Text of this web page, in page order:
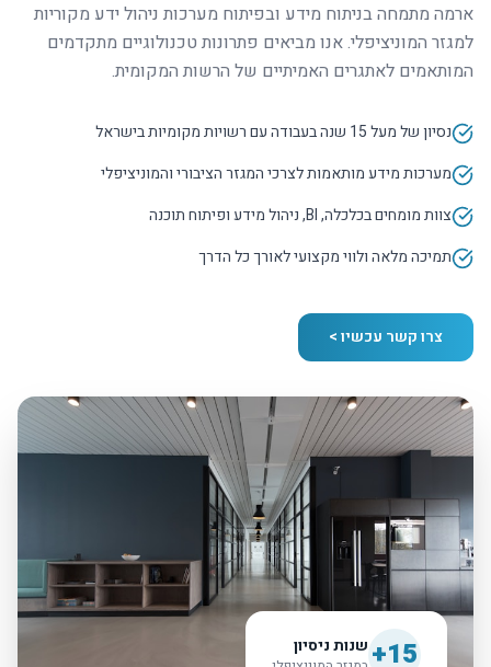
ארמה מתמחה בניתוח מידע ובפיתוח מערכות ניהול ידע מקוריות
למגזר המוניציפלי. אנו מביאים פתרונות טכנולוגיים מתקדמים
המותאמים לאתגרים האמיתיים של הרשות המקומית.
נסיון של מעל 15 שנה בעבודה עם רשויות מקומיות בישראל
מערכות מידע מותאמות לצרכי המגזר הציבורי והמוניציפלי
צוות מומחים בכלכלה, BI, ניהול מידע ופיתוח תוכנה
תמיכה מלאה ולווי מקצועי לאורך כל הדרך
צרו קשר עכשיו >
15+ שנות ניסיון